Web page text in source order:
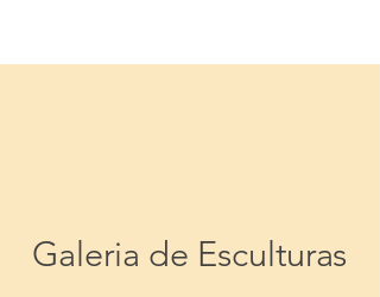
Galeria de Esculturas